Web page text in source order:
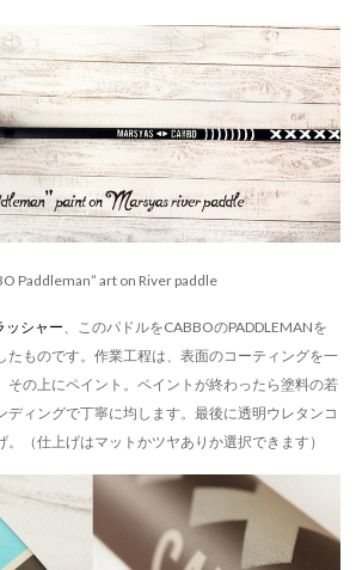
Paddleman” art on River paddle
ッシャー 、このパドルをCABBOのPADDLEMANを
たものです。作業工程は、表面のコーティングを一
その上にペイント。ペイントが終わったら塗料の若
ディングで丁寧に均します。最後に透明ウレタンコ
（仕上げはマットかツヤありか選択できます）